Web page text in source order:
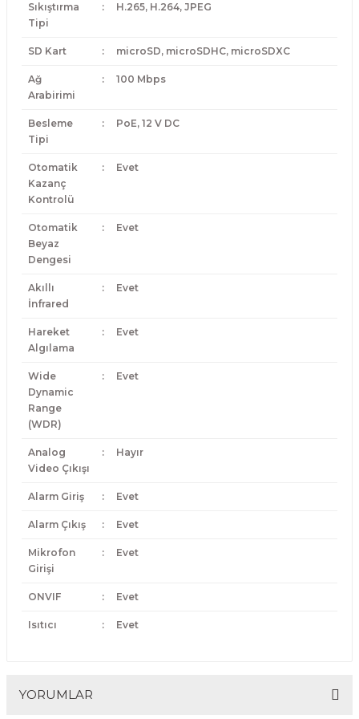
Sıkıştırma
Tipi
: H.265, H.264, JPEG
SD Kart : microSD, microSDHC, microSDXC
Ağ
Arabirimi
: 100 Mbps
Besleme
Tipi
: PoE, 12 V DC
Otomatik
Kazanç
Kontrolü
: Evet
Otomatik
Beyaz
Dengesi
: Evet
Akıllı
İnfrared
: Evet
Hareket
Algılama
: Evet
Wide
Dynamic
Range
(WDR)
: Evet
Analog
Video Çıkışı
: Hayır
Alarm Giriş : Evet
Alarm Çıkış : Evet
Mikrofon
Girişi
: Evet
ONVIF : Evet
Isıtıcı : Evet
YORUMLAR